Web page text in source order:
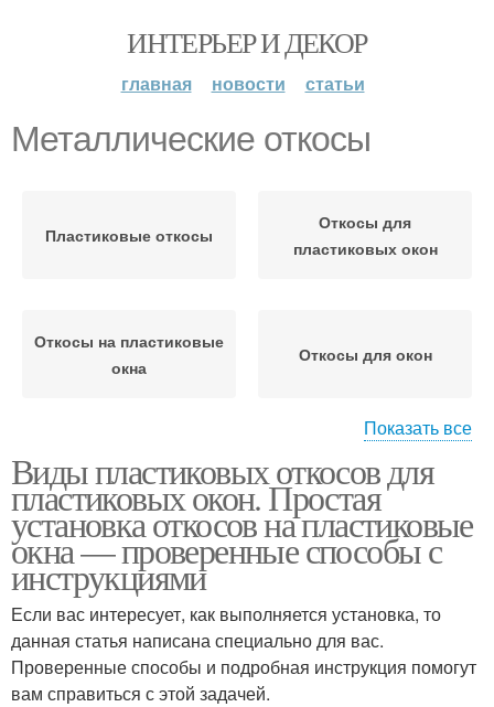
ИНТЕРЬЕР И ДЕКОР
главная новости статьи
Металлические откосы
Пластиковые откосы
Откосы для
пластиковых окон
Откосы на пластиковые
окна
Откосы для окон
Откосы из гипсокартона Откосы из штукатурки
Цены на пластиковые
откосы
панелей
Показать все
Виды пластиковых откосов для
пластиковых окон. Простая
установка откосов на пластиковые
окна — проверенные способы с
инструкциями
Если вас интересует, как выполняется установка, то
данная статья написана специально для вас.
Проверенные способы и подробная инструкция помогут
вам справиться с этой задачей.